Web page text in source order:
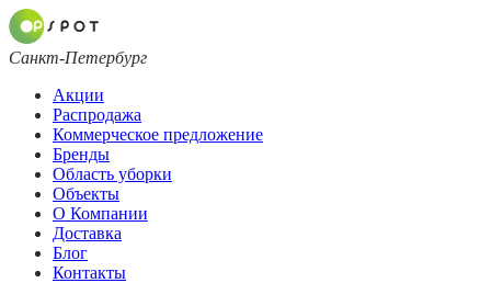
Санкт-Петербург
Акции
Распродажа
Коммерческое предложение
Бренды
Область уборки
Объекты
О Компании
Доставка
Блог
Контакты